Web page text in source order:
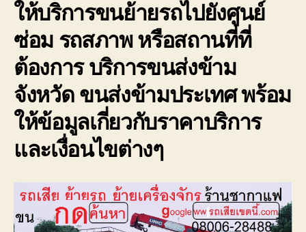
ให้บริการขนย้ายรถไปยังศูนย์
ซ่อม รถสภาพ หรือสถานที่ที่
ต้องการ บริการขนส่งข้าม
จังหวัด ขนส่งข้ามประเทศ พร้อม
ให้ข้อมูลเกี่ยวกับราคาบริการ
และเงื่อนไขต่างๆ